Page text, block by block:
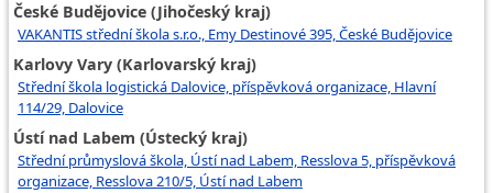
České Budějovice (Jihočeský kraj)
VAKANTIS střední škola s.r.o., Emy Destinové 395, České Budějovice
Karlovy Vary (Karlovarský kraj)
Střední škola logistická Dalovice, příspěvková organizace, Hlavní
114/29, Dalovice
Ústí nad Labem (Ústecký kraj)
Střední průmyslová škola, Ústí nad Labem, Resslova 5, příspěvková
organizace, Resslova 210/5, Ústí nad Labem